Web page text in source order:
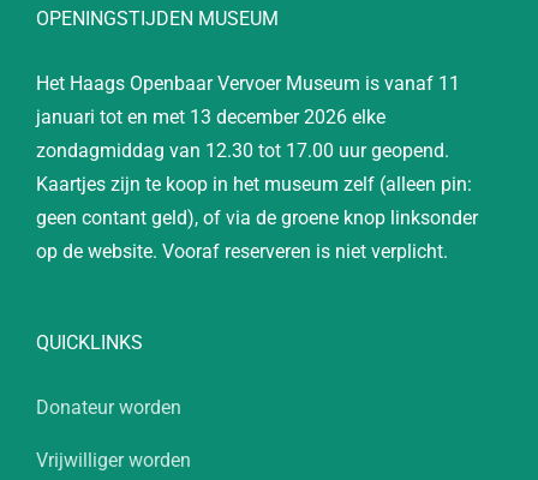
OPENINGSTIJDEN MUSEUM
Het Haags Openbaar Vervoer Museum is vanaf 11
januari tot en met 13 december 2026 elke
zondagmiddag van 12.30 tot 17.00 uur geopend.
Kaartjes zijn te koop in het museum zelf (alleen pin:
geen contant geld), of via de groene knop linksonder
op de website. Vooraf reserveren is niet verplicht.
QUICKLINKS
Donateur worden
Vrijwilliger worden